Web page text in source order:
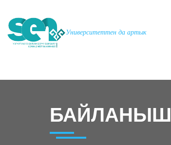
Университеттен да артык
БАЙЛАНЫШ